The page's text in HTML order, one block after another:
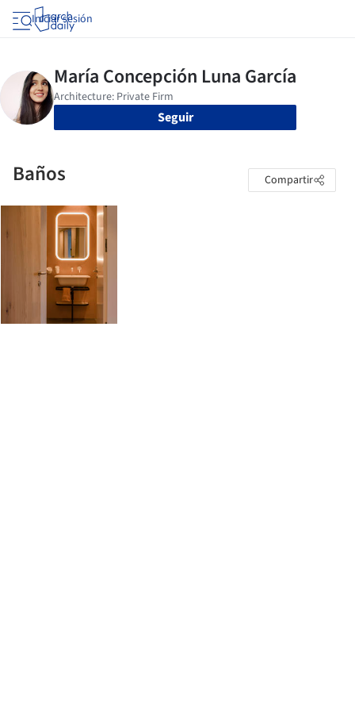
Iniciar sesión
Seguir
Baños Compartir